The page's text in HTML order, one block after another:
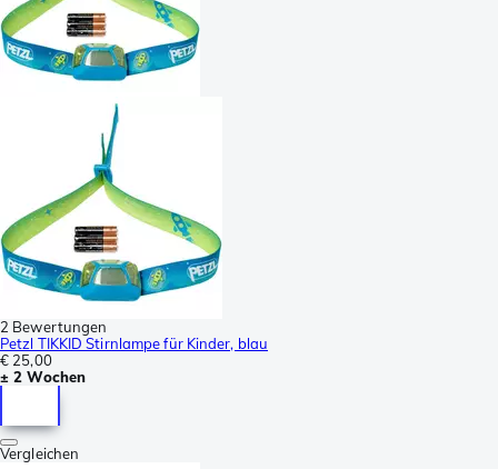
2 Bewertungen
Petzl TIKKID Stirnlampe für Kinder, blau
€ 25,00
± 2 Wochen
Vergleichen